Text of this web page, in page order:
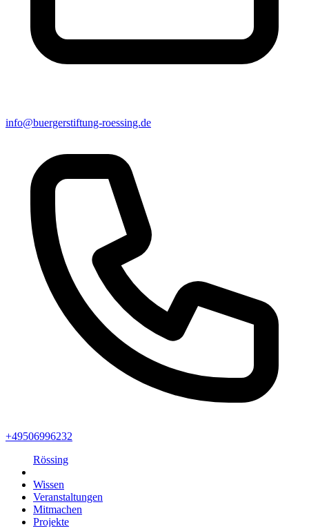
info@buergerstiftung-roessing.de
+49506996232
Rössing
Wissen
Veranstaltungen
Mitmachen
Projekte